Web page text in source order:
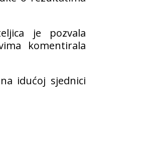
je pozvala
komentirala
idućoj sjednici